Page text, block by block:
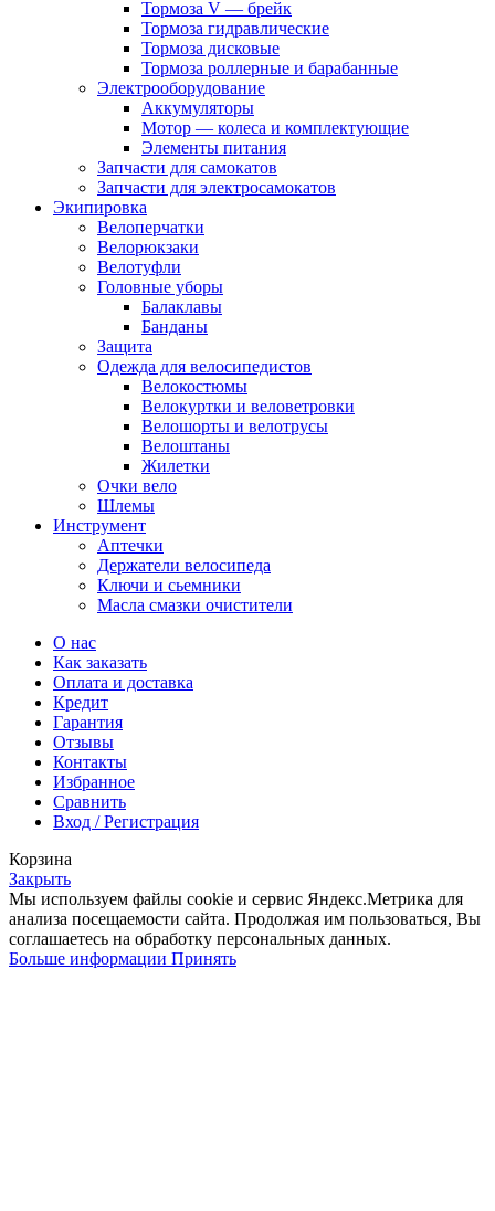
Тормоза V — брейк
Тормоза гидравлические
Тормоза дисковые
Тормоза роллерные и барабанные
Электрооборудование
Аккумуляторы
Мотор — колеса и комплектующие
Элементы питания
Запчасти для самокатов
Запчасти для электросамокатов
Экипировка
Велоперчатки
Велорюкзаки
Велотуфли
Головные уборы
Балаклавы
Банданы
Защита
Одежда для велосипедистов
Велокостюмы
Велокуртки и веловетровки
Велошорты и велотрусы
Велоштаны
Жилетки
Очки вело
Шлемы
Инструмент
Аптечки
Держатели велосипеда
Ключи и сьемники
Масла смазки очистители
О нас
Как заказать
Оплата и доставка
Кредит
Гарантия
Отзывы
Контакты
Избранное
Сравнить
Вход / Регистрация
Корзина
Закрыть
Мы используем файлы cookie и сервис Яндекс.Метрика для
анализа посещаемости сайта. Продолжая им пользоваться, Вы
соглашаетесь на обработку персональных данных.
Больше информации Больше
Принять